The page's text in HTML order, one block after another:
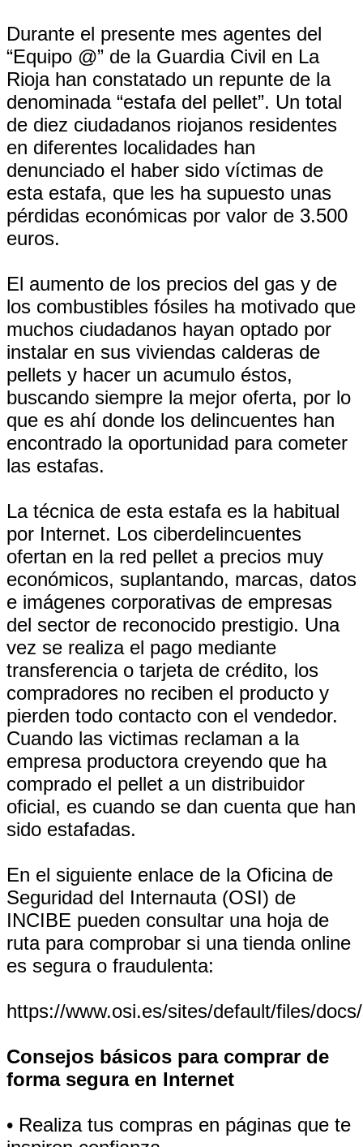
Durante el presente mes agentes del
“Equipo @” de la Guardia Civil en La
Rioja han constatado un repunte de la
denominada “estafa del pellet”. Un total
de diez ciudadanos riojanos residentes
en diferentes localidades han
denunciado el haber sido víctimas de
esta estafa, que les ha supuesto unas
pérdidas económicas por valor de 3.500
euros.
El aumento de los precios del gas y de
los combustibles fósiles ha motivado que
muchos ciudadanos hayan optado por
instalar en sus viviendas calderas de
pellets y hacer un acumulo éstos,
buscando siempre la mejor oferta, por lo
que es ahí donde los delincuentes han
encontrado la oportunidad para cometer
las estafas.
La técnica de esta estafa es la habitual
por Internet. Los ciberdelincuentes
ofertan en la red pellet a precios muy
económicos, suplantando, marcas, datos
e imágenes corporativas de empresas
del sector de reconocido prestigio. Una
vez se realiza el pago mediante
transferencia o tarjeta de crédito, los
compradores no reciben el producto y
pierden todo contacto con el vendedor.
Cuando las victimas reclaman a la
empresa productora creyendo que ha
comprado el pellet a un distribuidor
oficial, es cuando se dan cuenta que han
sido estafadas.
En el siguiente enlace de la Oficina de
Seguridad del Internauta (OSI) de
INCIBE pueden consultar una hoja de
ruta para comprobar si una tienda online
es segura o fraudulenta:
https://www.osi.es/sites/default/files/
Consejos básicos para comprar de
forma segura en Internet
• Realiza tus compras en páginas que te